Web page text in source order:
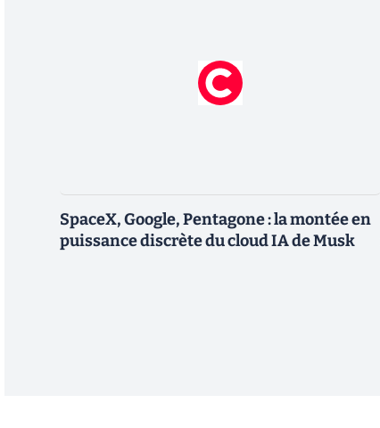
SpaceX, Google, Pentagone : la montée en
puissance discrète du cloud IA de Musk